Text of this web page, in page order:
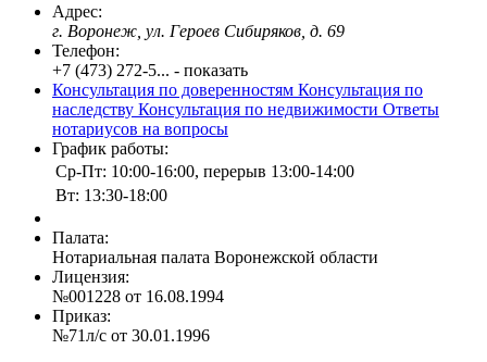
Адрес:
г. Воронеж, ул. Героев Сибиряков, д. 69
Телефон:
+7 (473) 272-5... - показать
Консультация по доверенностям Консультация по
наследству Консультация по недвижимости Ответы
нотариусов на вопросы
График работы:
Ср-Пт: 10:00-16:00, перерыв 13:00-14:00
Вт: 13:30-18:00
Палата:
Нотариальная палата Воронежской области
Лицензия:
№001228 от 16.08.1994
Приказ:
№71л/с от 30.01.1996